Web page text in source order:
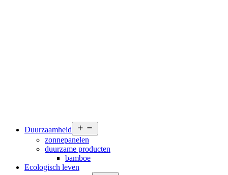
Duurzaamheid
menu
zonnepanelen
duurzame producten
bamboe
Ecologisch leven